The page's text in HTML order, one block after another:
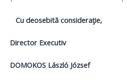
Cu deosebită consideraţie,
Director Executiv
DOMOKOS László József